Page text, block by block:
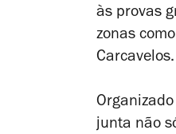
às provas
zonas
Carcavelos.
junta não